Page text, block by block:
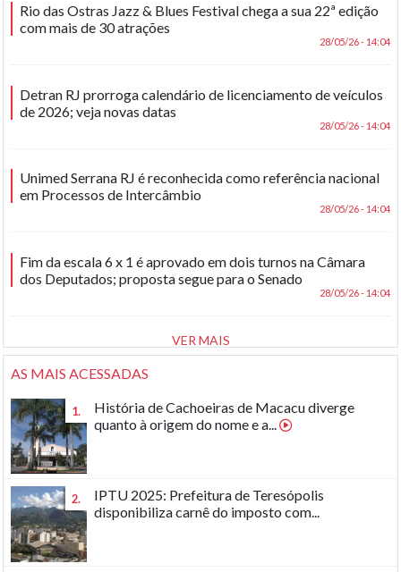
Rio das Ostras Jazz & Blues Festival chega a sua 22ª edição
com mais de 30 atrações
28/05/26 - 14:04
Detran RJ prorroga calendário de licenciamento de veículos
de 2026; veja novas datas
28/05/26 - 14:04
Unimed Serrana RJ é reconhecida como referência nacional
em Processos de Intercâmbio
28/05/26 - 14:04
Fim da escala 6 x 1 é aprovado em dois turnos na Câmara
dos Deputados; proposta segue para o Senado
28/05/26 - 14:04
VER MAIS
AS MAIS ACESSADAS
1.
História de Cachoeiras de Macacu diverge
quanto à origem do nome e a...
2.
IPTU 2025: Prefeitura de Teresópolis
disponibiliza carnê do imposto com...